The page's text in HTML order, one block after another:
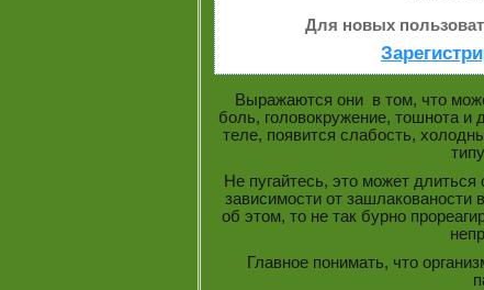
Для новых
Выражаются они в том, что
боль, головокружение, тошнота и
теле, появится слабость,
Не пугайтесь, это может
зависимости от зашлакованости
об этом, то не так бурно
Главное понимать, что